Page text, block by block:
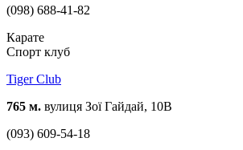
(098) 688-41-82
Карате
Спорт клуб
Tiger Club
765 м. вулиця Зої Гайдай, 10В
(093) 609-54-18